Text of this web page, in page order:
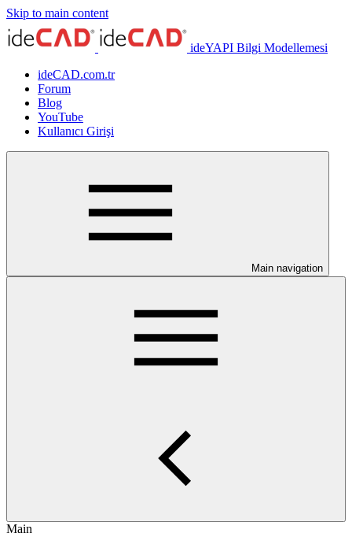
Skip to main content
ideYAPI Bilgi Modellemesi
ideCAD.com.tr
Forum
Blog
YouTube
Kullanıcı Girişi
Main navigation
Main